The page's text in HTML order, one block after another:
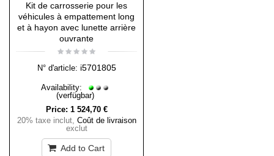
Kit de carrosserie pour les
véhicules à empattement long
et à hayon avec lunette arrière
ouvrante
N° d'article: i5701805
Availability:
(verfügbar)
Price: 1 524,70 €
20% taxe inclut, Coût de livraison
exclut
Add to Cart